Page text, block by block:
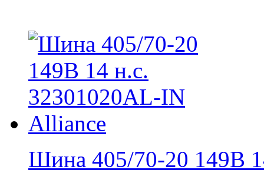
Шина 405/70-20 149B